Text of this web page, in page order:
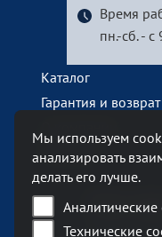
Время
пн.-сб. -
Каталог
Гарантия и возврат
Контакты
Наш
Мы используем
анализировать
делать его лучше.
Технические